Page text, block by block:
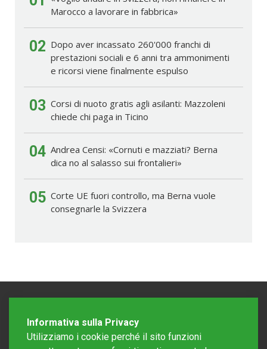
Marocco a lavorare in fabbrica»
02 Dopo aver incassato 260'000 franchi di
prestazioni sociali e 6 anni tra ammonimenti
e ricorsi viene finalmente espulso
03 Corsi di nuoto gratis agli asilanti: Mazzoleni
chiede chi paga in Ticino
04 Andrea Censi: «Cornuti e mazziati? Berna
dica no al salasso sui frontalieri»
05 Corte UE fuori controllo, ma Berna vuole
consegnarle la Svizzera
Informativa sulla Privacy
Utilizziamo i cookie perché il sito funzioni